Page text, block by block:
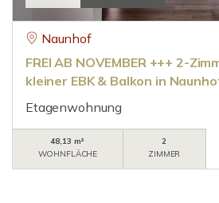
Naunhof
FREI AB NOVEMBER +++ 2-
kleiner EBK & Balkon in
Etagenwohnung
48,13 m²
WOHNFLÄCHE
2
ZIMMER